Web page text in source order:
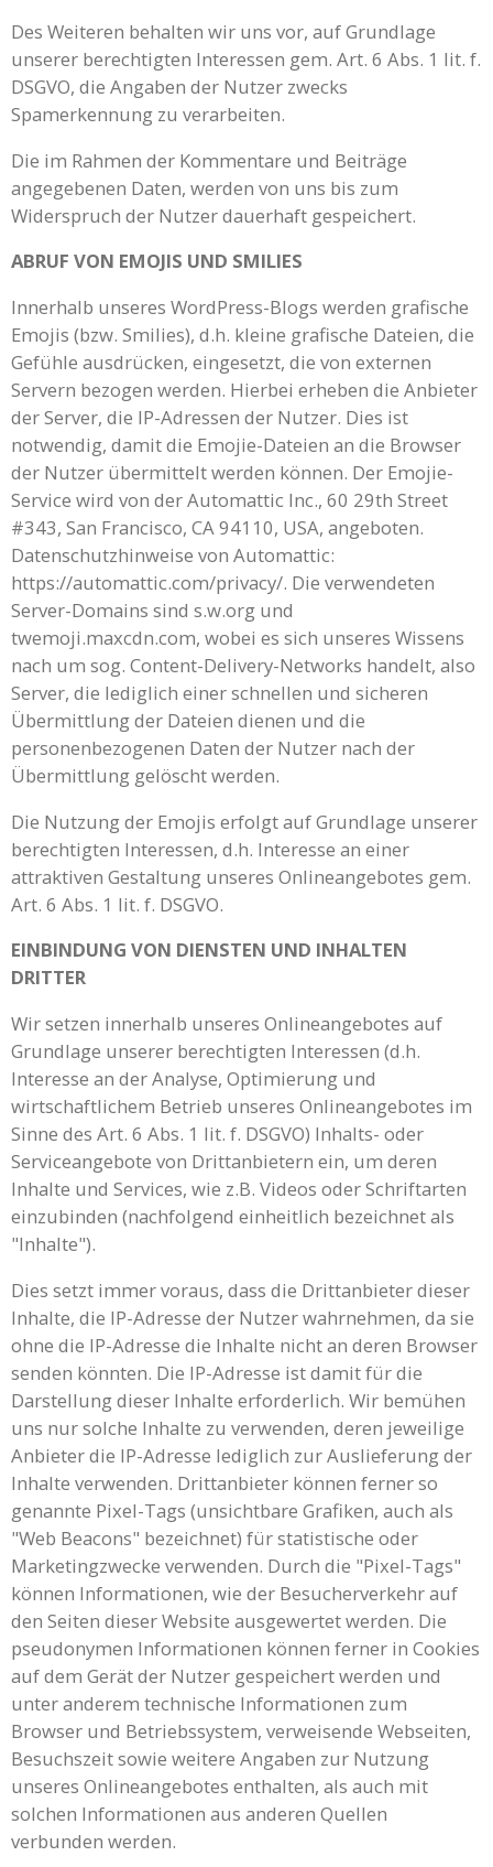
Des Weiteren behalten wir uns vor, auf Grundlage
unserer berechtigten Interessen gem. Art. 6 Abs. 1 lit. f.
DSGVO, die Angaben der Nutzer zwecks
Spamerkennung zu verarbeiten.
Die im Rahmen der Kommentare und Beiträge
angegebenen Daten, werden von uns bis zum
Widerspruch der Nutzer dauerhaft gespeichert.
ABRUF VON EMOJIS UND SMILIES
Innerhalb unseres WordPress-Blogs werden grafische
Emojis (bzw. Smilies), d.h. kleine grafische Dateien, die
Gefühle ausdrücken, eingesetzt, die von externen
Servern bezogen werden. Hierbei erheben die Anbieter
der Server, die IP-Adressen der Nutzer. Dies ist
notwendig, damit die Emojie-Dateien an die Browser
der Nutzer übermittelt werden können. Der Emojie-
Service wird von der Automattic Inc., 60 29th Street
#343, San Francisco, CA 94110, USA, angeboten.
Datenschutzhinweise von Automattic:
https://automattic.com/privacy/. Die verwendeten
Server-Domains sind s.w.org und
twemoji.maxcdn.com, wobei es sich unseres Wissens
nach um sog. Content-Delivery-Networks handelt, also
Server, die lediglich einer schnellen und sicheren
Übermittlung der Dateien dienen und die
personenbezogenen Daten der Nutzer nach der
Übermittlung gelöscht werden.
Die Nutzung der Emojis erfolgt auf Grundlage unserer
berechtigten Interessen, d.h. Interesse an einer
attraktiven Gestaltung unseres Onlineangebotes gem.
Art. 6 Abs. 1 lit. f. DSGVO.
EINBINDUNG VON DIENSTEN UND INHALTEN
DRITTER
Wir setzen innerhalb unseres Onlineangebotes auf
Grundlage unserer berechtigten Interessen (d.h.
Interesse an der Analyse, Optimierung und
wirtschaftlichem Betrieb unseres Onlineangebotes im
Sinne des Art. 6 Abs. 1 lit. f. DSGVO) Inhalts- oder
Serviceangebote von Drittanbietern ein, um deren
Inhalte und Services, wie z.B. Videos oder Schriftarten
einzubinden (nachfolgend einheitlich bezeichnet als
"Inhalte").
Dies setzt immer voraus, dass die Drittanbieter dieser
Inhalte, die IP-Adresse der Nutzer wahrnehmen, da sie
ohne die IP-Adresse die Inhalte nicht an deren Browser
senden könnten. Die IP-Adresse ist damit für die
Darstellung dieser Inhalte erforderlich. Wir bemühen
uns nur solche Inhalte zu verwenden, deren jeweilige
Anbieter die IP-Adresse lediglich zur Auslieferung der
Inhalte verwenden. Drittanbieter können ferner so
genannte Pixel-Tags (unsichtbare Grafiken, auch als
"Web Beacons" bezeichnet) für statistische oder
Marketingzwecke verwenden. Durch die "Pixel-Tags"
können Informationen, wie der Besucherverkehr auf
den Seiten dieser Website ausgewertet werden. Die
pseudonymen Informationen können ferner in Cookies
auf dem Gerät der Nutzer gespeichert werden und
unter anderem technische Informationen zum
Browser und Betriebssystem, verweisende Webseiten,
Besuchszeit sowie weitere Angaben zur Nutzung
unseres Onlineangebotes enthalten, als auch mit
solchen Informationen aus anderen Quellen
verbunden werden.